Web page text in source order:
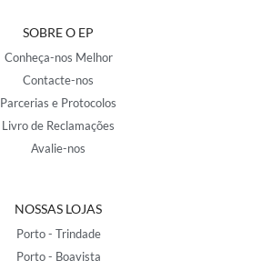
SOBRE O EP
Conheça-nos Melhor
Contacte-nos
Parcerias e Protocolos
Livro de Reclamações
Avalie-nos
NOSSAS LOJAS
Porto - Trindade
Porto - Boavista